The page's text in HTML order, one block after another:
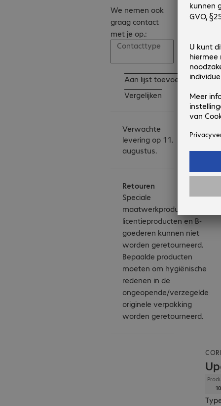
We nemen ook
graag contact
met je op.:
Contacttype
Aan lijst toevoegen
Vergelijken
Verwachte
levering op 11.
augustus.
Retouren
Speciale
maatwerkproducten,
licentieproducten en B-
goederen kunnen niet
worden geretourneerd.
Bepaalde producten
moeten om hygiënische
redenen in de
ongeopende/verzegelde
originele verpakking
worden geretourneerd.